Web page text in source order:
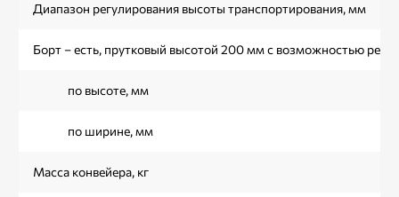
Диапазон регулирования высоты транспортирования, мм
Борт – есть, прутковый высотой 200 мм с возможностью
по высоте, мм
по ширине, мм
Масса конвейера, кг